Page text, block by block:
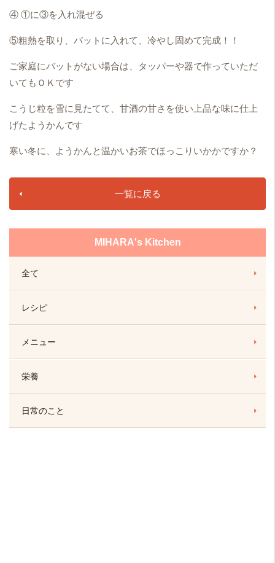
④ ①に③を入れ混ぜる
⑤粗熱を取り、バットに入れて、冷やし固めて完成！！
ご家庭にバットがない場合は、タッパーや器で作っていただ
いてもＯＫです
こうじ粒を雪に見たてて、甘酒の甘さを使い上品な味に仕上
げたようかんです
寒い冬に、ようかんと温かいお茶でほっこりいかかですか？
一覧に戻る
MIHARA's Kitchen
全て
レシピ
メニュー
栄養
日常のこと